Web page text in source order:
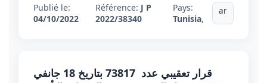
Publié le:
04/10/2022
Référence: J P
2022/38340
Pays:
Tunisia,
ar
قرار تعقيبي عدد 73817 بتاريخ 18 جانفي